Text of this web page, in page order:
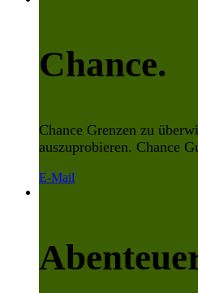
Chance.
Chance Grenzen zu
auszuprobieren. Chance
E-Mail